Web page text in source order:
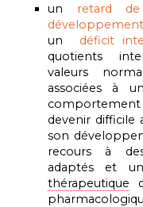
un retard de
un
déficit
quotients
valeurs
associées à
devenir difficile
son
recours à
adaptés et
thérapeutique